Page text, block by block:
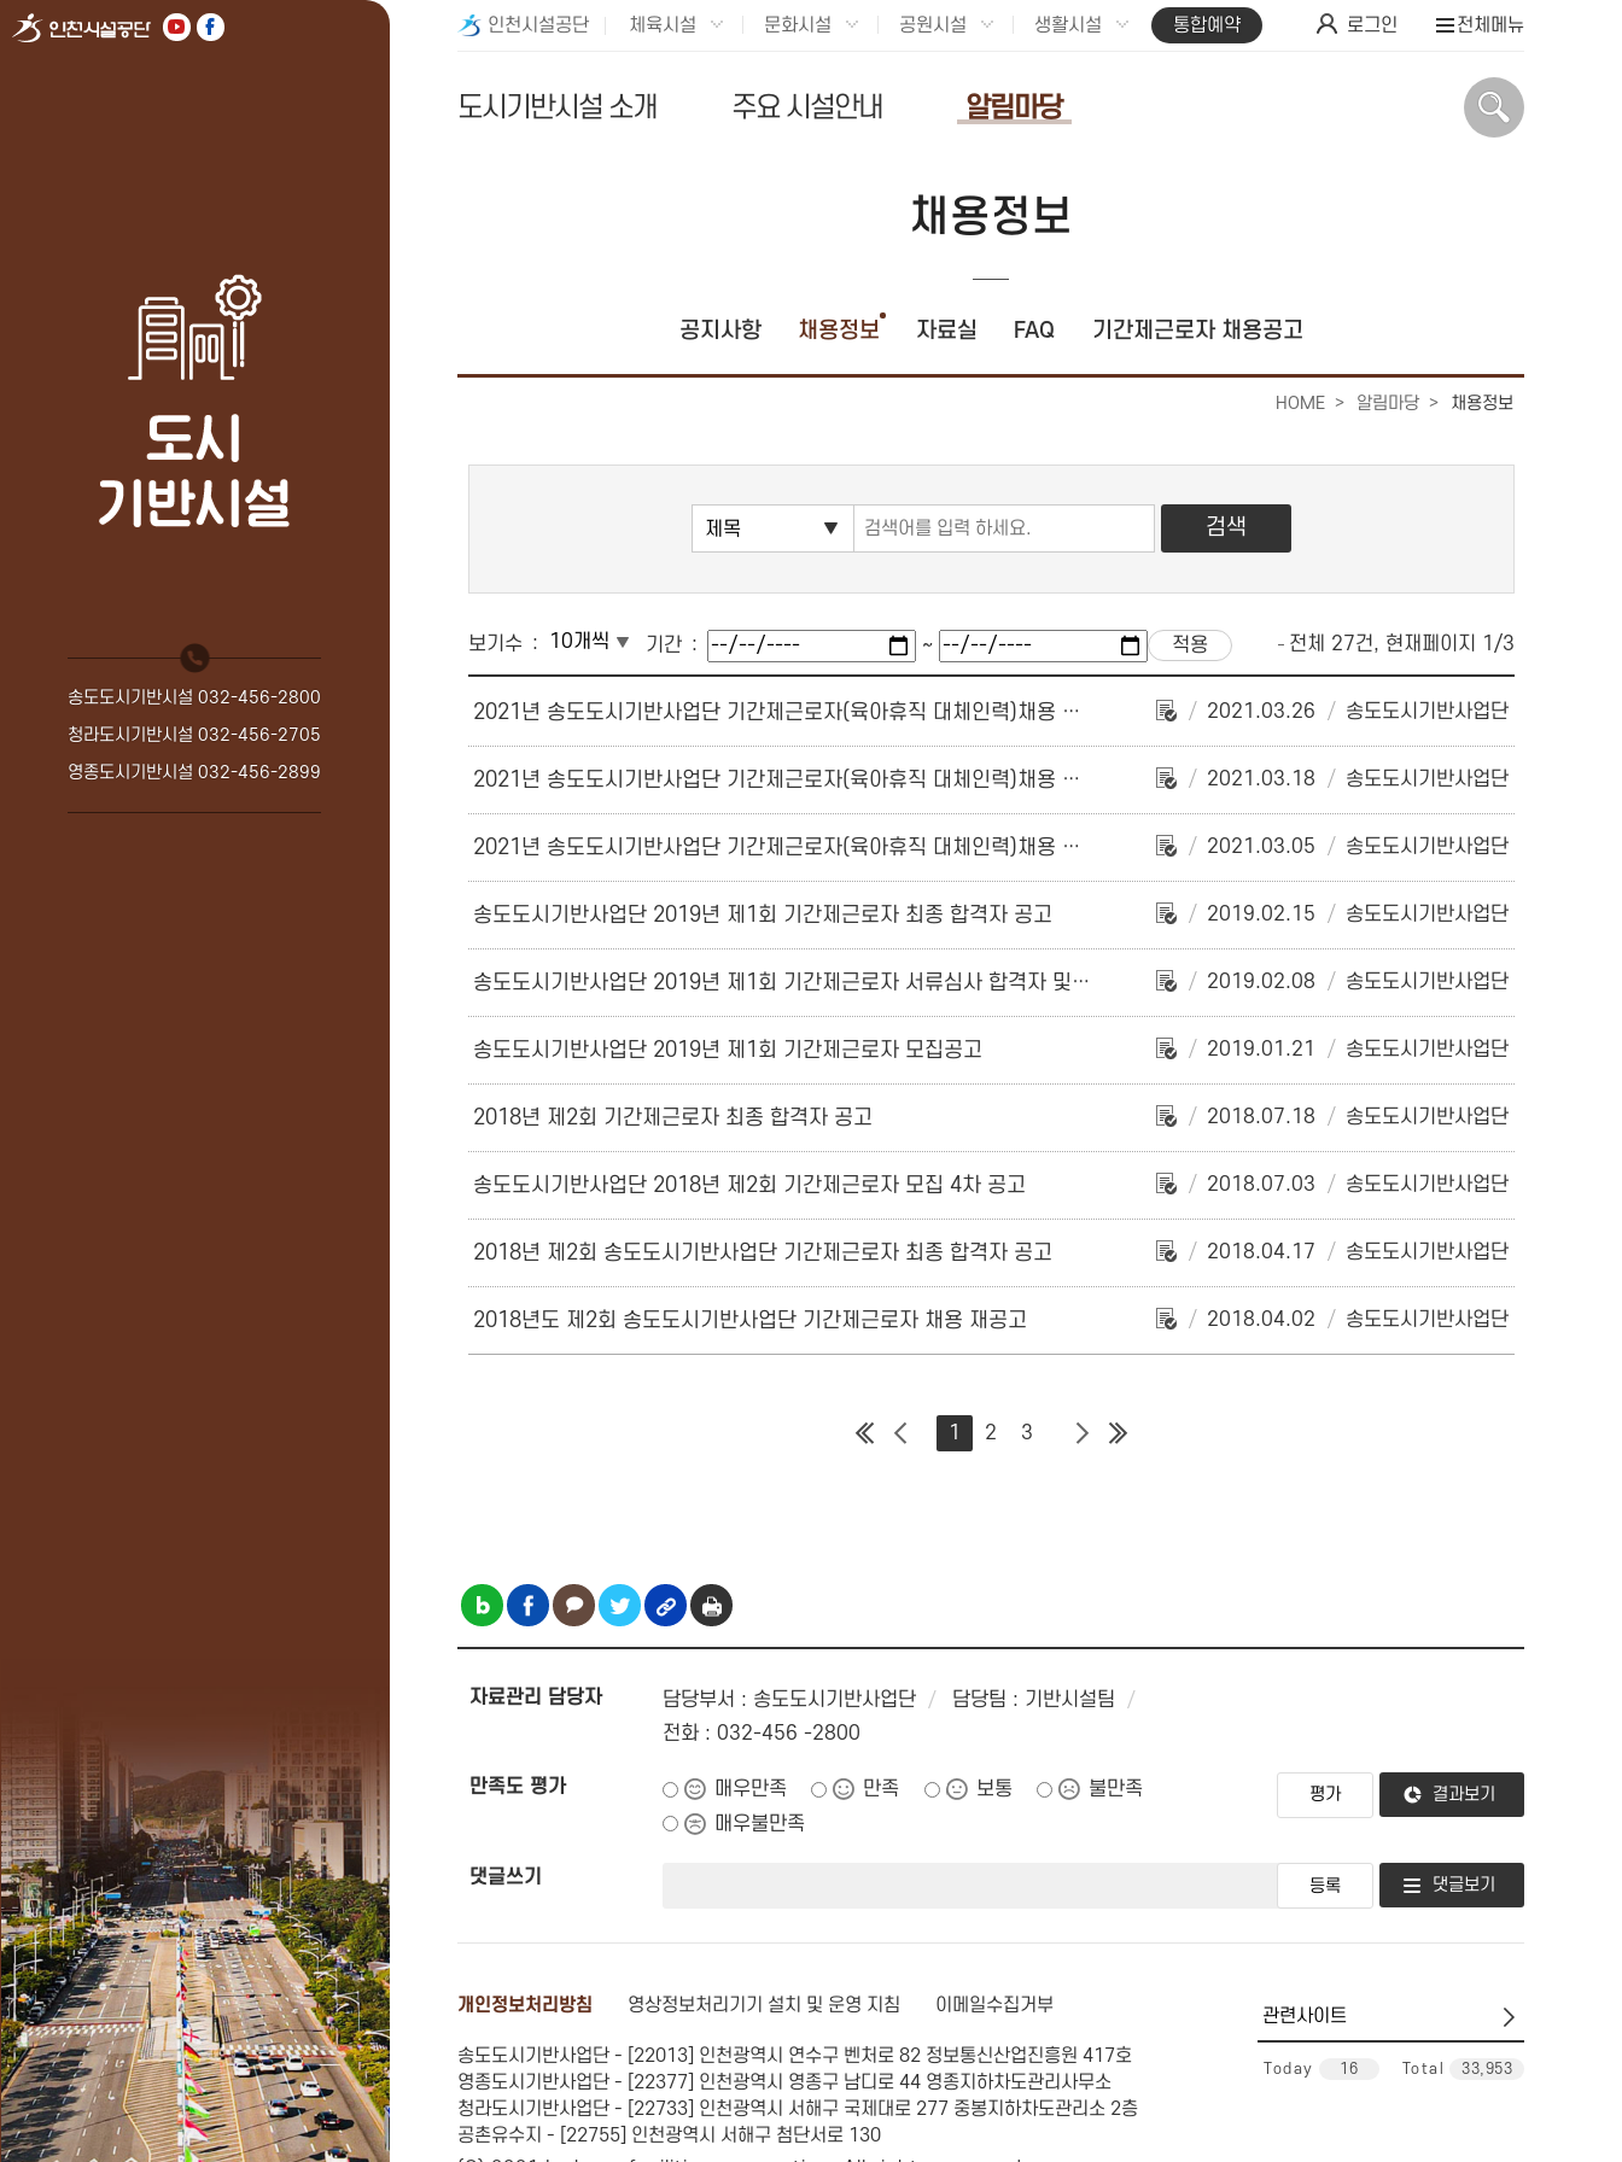
송도도시기반시설 032-456-2800
청라도시기반시설 032-456-2705
영종도시기반시설 032-456-2899
인천시설공단 체육시설 문화시설 공원시설 생활시설 통합예약 로그인 전체메뉴
도시기반시설 소개 주요 시설안내 알림마당
채용정보
공지사항 채용정보 자료실 FAQ 기간제근로자 채용공고
HOME 알림마당 채용정보
보기수 기간 ~ 전체 27건, 현재페이지 1/3
2021년 송도도시기반사업단 기간제근로자(육아휴직 대체인력)채용 최종합격자 공고 2021.03.26 송도도시기반사업단
2021년 송도도시기반사업단 기간제근로자(육아휴직 대체인력)채용 서류 합격자 및 면접안내 2021.03.18 송도도시기반사업단
2021년 송도도시기반사업단 기간제근로자(육아휴직 대체인력)채용 공고 2021.03.05 송도도시기반사업단
송도도시기반사업단 2019년 제1회 기간제근로자 최종 합격자 공고 2019.02.15 송도도시기반사업단
송도도시기반사업단 2019년 제1회 기간제근로자 서류심사 합격자 및 면접시험 계획 공고 2019.02.08 송도도시기반사업단
송도도시기반사업단 2019년 제1회 기간제근로자 모집공고 2019.01.21 송도도시기반사업단
2018년 제2회 기간제근로자 최종 합격자 공고 2018.07.18 송도도시기반사업단
송도도시기반사업단 2018년 제2회 기간제근로자 모집 4차 공고 2018.07.03 송도도시기반사업단
2018년 제2회 송도도시기반사업단 기간제근로자 최종 합격자 공고 2018.04.17 송도도시기반사업단
2018년도 제2회 송도도시기반사업단 기간제근로자 채용 재공고 2018.04.02 송도도시기반사업단
1 2 3
자료관리 담당자 담당부서 : 송도도시기반사업단
담당팀 : 기반시설팀
전화 : 032-456 -2800
만족도 평가 매우만족 만족 보통
불만족
매우불만족
결과보기
댓글쓰기 댓글보기
개인정보처리방침 영상정보처리기기 설치 및 운영 지침 이메일수집거부
송도도시기반사업단 - [22013] 인천광역시 연수구 벤처로 82 정보통신산업진흥원 417호
영종도시기반사업단 - [22377] 인천광역시 영종구 남디로 44 영종지하차도관리사무소
청라도시기반사업단 - [22733] 인천광역시 서해구 국제대로 277 중봉지하차도관리소 2층
공촌유수지 - [22755] 인천광역시 서해구 첨단서로 130
관
련
사
Today 16 Total 33,953